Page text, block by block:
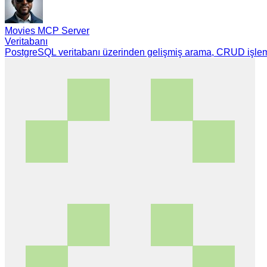
Movies MCP Server
Veritabanı
PostgreSQL veritabanı üzerinden gelişmiş arama, CRUD